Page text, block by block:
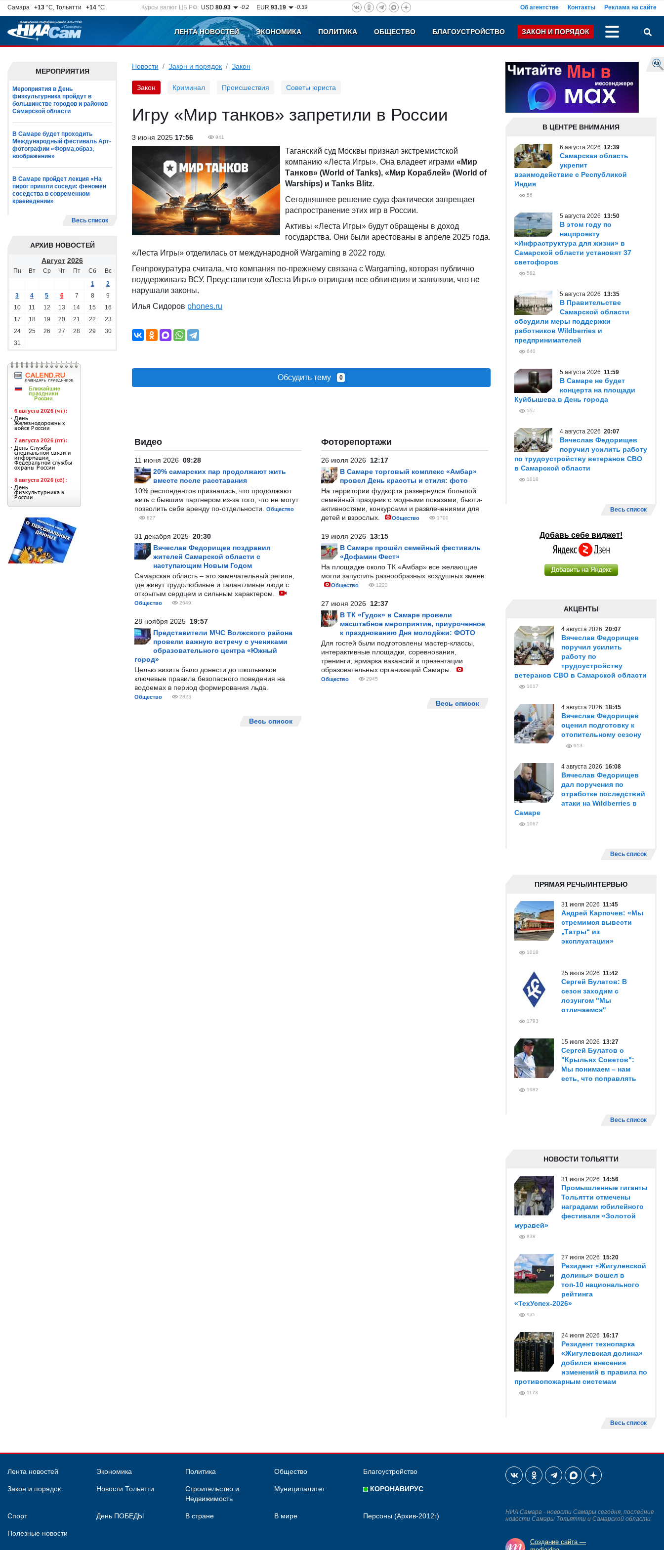
Самара +13 °C, Тольятти +14 °C Курсы валют ЦБ РФ: USD80.93 -0.2 EUR93.19 -0.39 Об агентстве Контакты Реклама на сайте
ЛЕНТА НОВОСТЕЙ ЭКОНОМИКА ПОЛИТИКА ОБЩЕСТВО БЛАГОУСТРОЙСТВО ЗАКОН И ПОРЯДОК
МЕРОПРИЯТИЯ
Мероприятия в День
физкультурника пройдут в
большинстве городов и районов
Самарской области
В Самаре будет проходить
Международный фестиваль Арт-
фотографии «Форма,образ,
воображение»
В Самаре пройдет лекция «На
пирог пришли соседи: феномен
соседства в современном
краеведении»
Весь список
АРХИВ НОВОСТЕЙ
Август 2026
Пн Вт Ср Чт Пт Сб
Вс
1
2
3
4 5 6 7 8
9
10
11 12 13 14 15
16
17
18 19 20 21 22
23
24
25 26 27 28 29
30
31
Новости Закон и порядок Закон
Закон Криминал Происшествия Советы юриста
Игру «Мир танков» запретили в России
3 июня 2025 17:56 941
Таганский суд Москвы признал экстремистской
компанию «Леста Игры». Она владеет играми «Мир
Танков» (World of Tanks), «Мир Кораблей» (World of
Warships) и Tanks Blitz.
Сегодняшнее решение суда фактически запрещает
распространение этих игр в России.
Активы «Леста Игры» будут обращены в доход
государства. Они были арестованы в апреле 2025 года.
«Леста Игры» отделилась от международной Wargaming в 2022 году.
Генпрокуратура считала, что компания по-прежнему связана с Wargaming, которая публично
поддерживала ВСУ. Представители «Леста Игры» отрицали все обвинения и заявляли, что не
нарушали законы.
Илья Сидоров phones.ru
Обсудить тему 0
Видео
11 июня 2026 09:28
20% самарских пар продолжают жить
вместе после расставания
10% респондентов признались, что продолжают
жить с бывшим партнером из-за того, что не могут
позволить себе аренду по-отдельности.
Общество
827
31 декабря 2025 20:30
Вячеслав Федорищев поздравил
жителей Самарской области с
наступающим Новым Годом
Самарская область – это замечательный регион,
где живут трудолюбивые и талантливые люди с
открытым сердцем и сильным характером.
Общество 2649
28 ноября 2025 19:57
Представители МЧС Волжского района
провели важную встречу с учениками
образовательного центра «Южный
город»
Целью визита было донести до школьников
ключевые правила безопасного поведения на
водоемах в период формирования льда.
Общество 2823
Весь список
Фоторепортажи
26 июля 2026 12:17
В Самаре торговый комплекс «Амбар»
провел День красоты и стиля: фото
На территории фудкорта развернулся большой
семейный праздник с модными показами, бьюти-
активностями, конкурсами и развлечениями для
детей и взрослых.
Общество 1700
19 июля 2026 13:15
В Самаре прошёл семейный фестиваль
«Дофамин Фест»
На площадке около ТК «Амбар» все желающие
могли запустить разнообразных воздушных змеев.
Общество 1223
27 июня 2026 12:37
В ТК «Гудок» в Самаре провели
масштабное мероприятие, приуроченное
к празднованию Дня молодёжи: ФОТО
Для гостей были подготовлены мастер-классы,
интерактивные площадки, соревнования,
тренинги, ярмарка вакансий и презентации
образовательных организаций Самары.
Общество 2945
Весь список
В ЦЕНТРЕ ВНИМАНИЯ
6 августа 2026 12:39
Самарская область
укрепит
взаимодействие с Республикой
Индия
56
5 августа 2026 13:50
В этом году по
нацпроекту
«Инфраструктура для жизни» в
Самарской области установят 37
светофоров
582
5 августа 2026 13:35
В Правительстве
Самарской области
обсудили меры поддержки
работников Wildberries и
предпринимателей
640
5 августа 2026 11:59
В Самаре не будет
концерта на площади
Куйбышева в День города
557
4 августа 2026 20:07
Вячеслав Федорищев
поручил усилить работу
по трудоустройству ветеранов СВО
в Самарской области
1018
Весь список
Добавь себе виджет!
АКЦЕНТЫ
4 августа 2026 20:07
Вячеслав Федорищев
поручил усилить
работу по
трудоустройству
ветеранов СВО в Самарской области
1017
4 августа 2026 18:45
Вячеслав Федорищев
оценил подготовку к
отопительному сезону
913
4 августа 2026 16:08
Вячеслав Федорищев
дал поручения по
отработке последствий
атаки на Wildberries в
Самаре
1067
Весь список
ПРЯМАЯ РЕЧЬ/ИНТЕРВЬЮ
31 июля 2026 11:45
Андрей Карпочев: «Мы
стремимся вывести
„Татры“ из
эксплуатации»
1018
25 июля 2026 11:42
Сергей Булатов: В
сезон заходим с
лозунгом "Мы
отличаемся"
1793
15 июля 2026 13:27
Сергей Булатов о
"Крыльях Советов":
Мы понимаем – нам
есть, что поправлять
1982
Весь список
НОВОСТИ ТОЛЬЯТТИ
31 июля 2026 14:56
Промышленные гиганты
Тольятти отмечены
наградами юбилейного
фестиваля «Золотой
муравей»
938
27 июля 2026 15:20
Резидент «Жигулевской
долины» вошел в
топ-10 национального
рейтинга
«ТехУспех-2026»
935
24 июля 2026 16:17
Резидент технопарка
«Жигулевская долина»
добился внесения
изменений в правила по
противопожарным системам
1173
Весь список
Лента новостей Экономика Политика Общество Благоустройство
Закон и порядок Новости Тольятти
Строительство и
Недвижимость
Муниципалитет КОРОНАВИРУС
Спорт День ПОБЕДЫ В стране В мире Персоны (Архив-2012г)
Полезные новости
НИА Самара - новости Самары сегодня, последние
новости Самары Тольятти и Самарской области
Создание сайта —